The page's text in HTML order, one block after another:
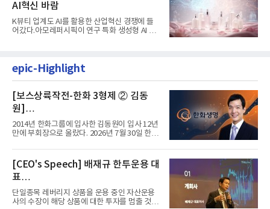
AI혁신 바람
K뷰티 업계도 AI를 활용한 산업혁신 경쟁에 들
어갔다.아모레퍼시픽이 연구 특화 생성형 AI 플
epic-Highlight
[보스상륙작전-한화 3형제 ② 김동
원]
입사 12년 만에 금융계열 수장 등극
2014년 한화그룹에 입사한 김동원이 입사 12년
만에 부회장으로 올랐다. 2026년 7월 30일 한화
[CEO's Speech] 배재규 한투운용 대
표
“개별종목 레버리지 투자 지금이라도
멈춰라”
단일종목 레버리지 상품을 운용 중인 자산운용
사의 수장이 해당 상품에 대한 투자를 멈출 것을